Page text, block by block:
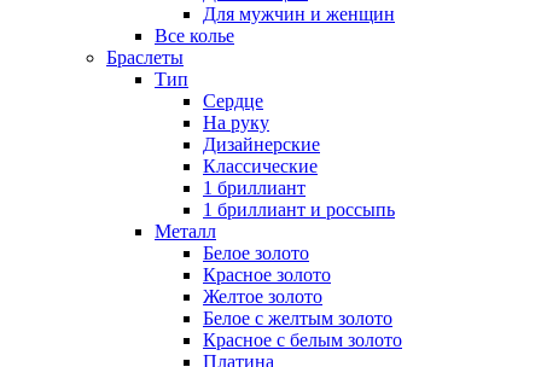
Для мужчин и женщин
Все колье
Браслеты
Тип
Сердце
На руку
Дизайнерские
Классические
1 бриллиант
1 бриллиант и россыпь
Металл
Белое золото
Красное золото
Желтое золото
Белое с желтым золото
Красное с белым золото
Платина